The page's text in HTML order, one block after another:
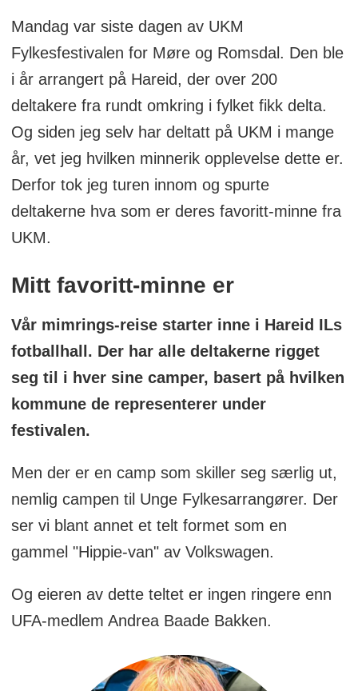
Mandag var siste dagen av UKM
Fylkesfestivalen for Møre og Romsdal. Den ble
i år arrangert på Hareid, der over 200
deltakere fra rundt omkring i fylket fikk delta.
Og siden jeg selv har deltatt på UKM i mange
år, vet jeg hvilken minnerik opplevelse dette er.
Derfor tok jeg turen innom og spurte
deltakerne hva som er deres favoritt-minne fra
UKM.
Mitt favoritt-minne er
Vår mimrings-reise starter inne i Hareid ILs
fotballhall. Der har alle deltakerne rigget
seg til i hver sine camper, basert på hvilken
kommune de representerer under
festivalen.
Men der er en camp som skiller seg særlig ut,
nemlig campen til Unge Fylkesarrangører. Der
ser vi blant annet et telt formet som en
gammel "Hippie-van" av Volkswagen.
Og eieren av dette teltet er ingen ringere enn
UFA-medlem Andrea Baade Bakken.